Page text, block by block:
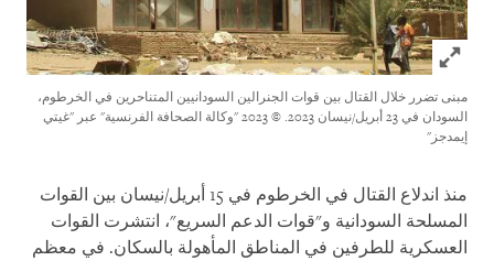
Click to expand Image
مبنى تضرر خلال القتال بين قوات الجنرالين السودانيين المتناحرين في الخرطوم،
السودان في 23 أبريل/نيسان 2023.
© 2023 "وكالة الصحافة الفرنسية" عبر "غيتي
إيمدجز"
منذ اندلاع القتال في الخرطوم في 15 أبريل/نيسان بين القوات
المسلحة السودانية و"قوات الدعم السريع"، انتشرت القوات
العسكرية للطرفين في المناطق المأهولة بالسكان. في معظم